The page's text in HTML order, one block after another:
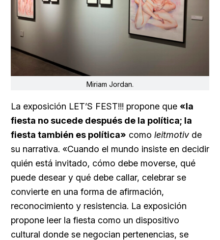
Miriam Jordan.
La exposición LET’S FEST!!! propone que «la
fiesta no sucede después de la política; la
fiesta también es política» como leitmotiv de
su narrativa. «Cuando el mundo insiste en decidir
quién está invitado, cómo debe moverse, qué
puede desear y qué debe callar, celebrar se
convierte en una forma de afirmación,
reconocimiento y resistencia. La exposición
propone leer la fiesta como un dispositivo
cultural donde se negocian pertenencias, se